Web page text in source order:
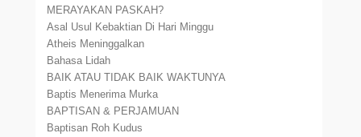
MERAYAKAN PASKAH?
Asal Usul Kebaktian Di Hari Minggu
Atheis Meninggalkan
Bahasa Lidah
BAIK ATAU TIDAK BAIK WAKTUNYA
Baptis Menerima Murka
BAPTISAN & PERJAMUAN
Baptisan Roh Kudus